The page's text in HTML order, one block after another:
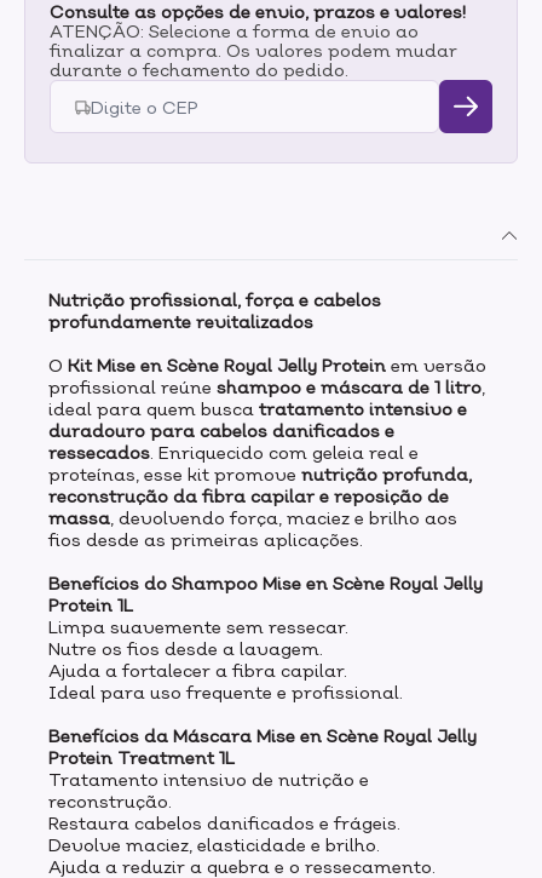
Consulte as opções de envio, prazos e valores!
ATENÇÃO: Selecione a forma de envio ao
finalizar a compra. Os valores podem mudar
durante o fechamento do pedido.
Nutrição profissional, força e cabelos
profundamente revitalizados
O Kit Mise en Scène Royal Jelly Protein em versão
profissional reúne shampoo e máscara de 1 litro
ideal para quem busca tratamento intensivo e
duradouro para cabelos danificados e
ressecados . Enriquecido com geleia real e
proteínas, esse kit promove nutrição profunda,
reconstrução da fibra capilar e reposição de
massa , devolvendo força, maciez e brilho aos
fios desde as primeiras aplicações.
Benefícios do Shampoo Mise en Scène Royal Jelly
Protein 1L
Limpa suavemente sem ressecar.
Nutre os fios desde a lavagem.
Ajuda a fortalecer a fibra capilar.
Ideal para uso frequente e profissional.
Benefícios da Máscara Mise en Scène Royal Jelly
Protein Treatment 1L
Tratamento intensivo de nutrição e
reconstrução.
Restaura cabelos danificados e frágeis.
Devolve maciez, elasticidade e brilho.
Ajuda a reduzir a quebra e o ressecamento.